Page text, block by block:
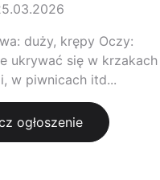
duży, krępy Oczy:
ukrywać się w krzakach
w piwnicach itd...
ogłoszenie